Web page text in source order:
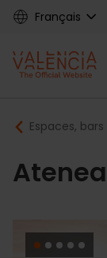
Skip
content
Français
Main
Espaces,